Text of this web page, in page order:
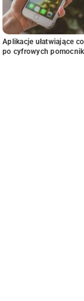
Aplikacje ułatwiające
po cyfrowych